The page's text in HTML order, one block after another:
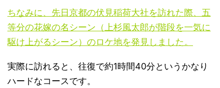
ちなみに、先日京都の伏見稲荷大社を訪れた際、五
等分の花嫁の名シーン（上杉風太郎が階段を一気に
駆け上がるシーン）のロケ地を発見しました。
実際に訪れると、往復で約1時間40分というかなり
ハードなコースです。